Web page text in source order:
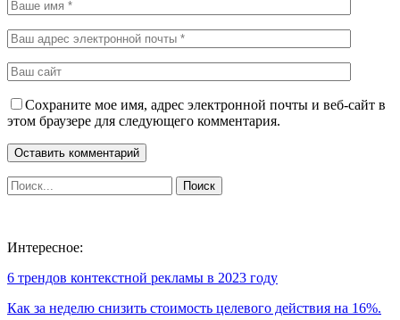
Сохраните мое имя, адрес электронной почты и веб-сайт в
этом браузере для следующего комментария.
Интересное:
6 трендов контекстной рекламы в 2023 году
Как за неделю снизить стоимость целевого действия на 16%.